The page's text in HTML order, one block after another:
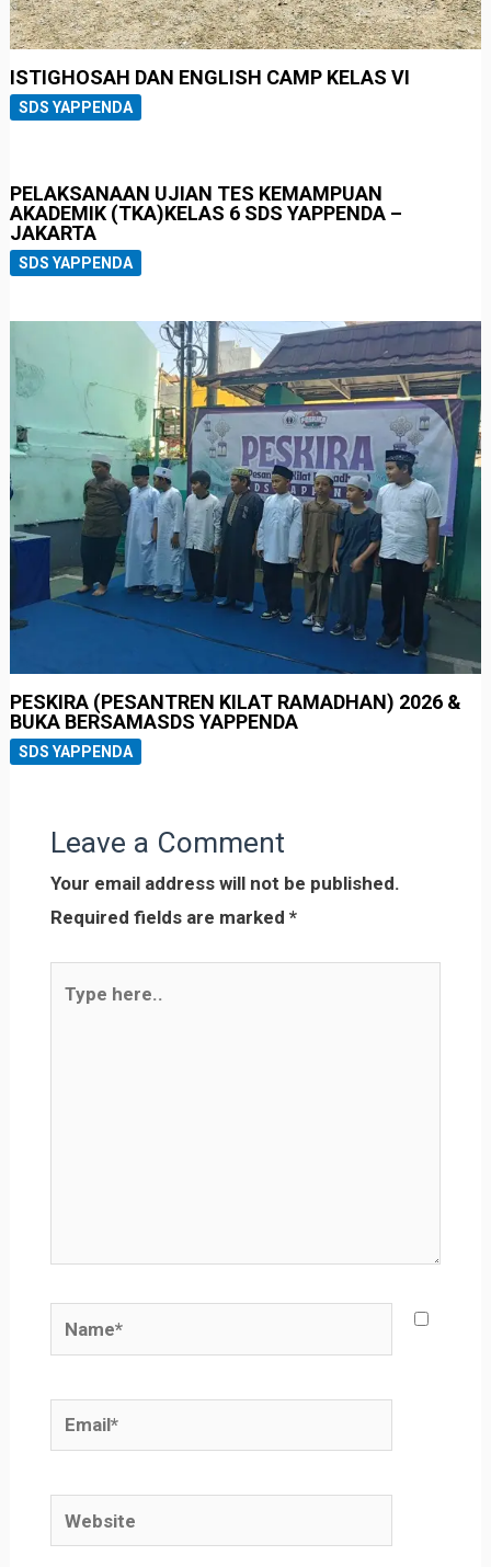
ISTIGHOSAH DAN ENGLISH CAMP KELAS VI
SDS YAPPENDA
PELAKSANAAN UJIAN TES KEMAMPUAN
AKADEMIK (TKA)KELAS 6 SDS YAPPENDA –
JAKARTA
SDS YAPPENDA
PESKIRA (PESANTREN KILAT RAMADHAN) 2026 &
BUKA BERSAMASDS YAPPENDA
SDS YAPPENDA
Leave a Comment
Your email address will not be published.
Required fields are marked *
Name*
Email*
Website